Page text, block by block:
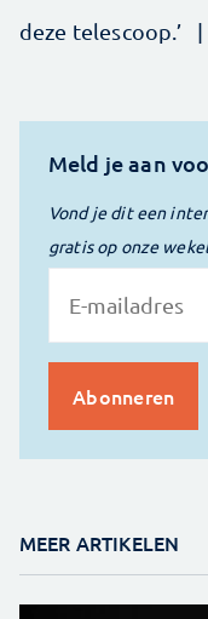
deze telescoop.’ |
Meld je aan
Vond je dit een
gratis op onze
MEER ARTIKELEN